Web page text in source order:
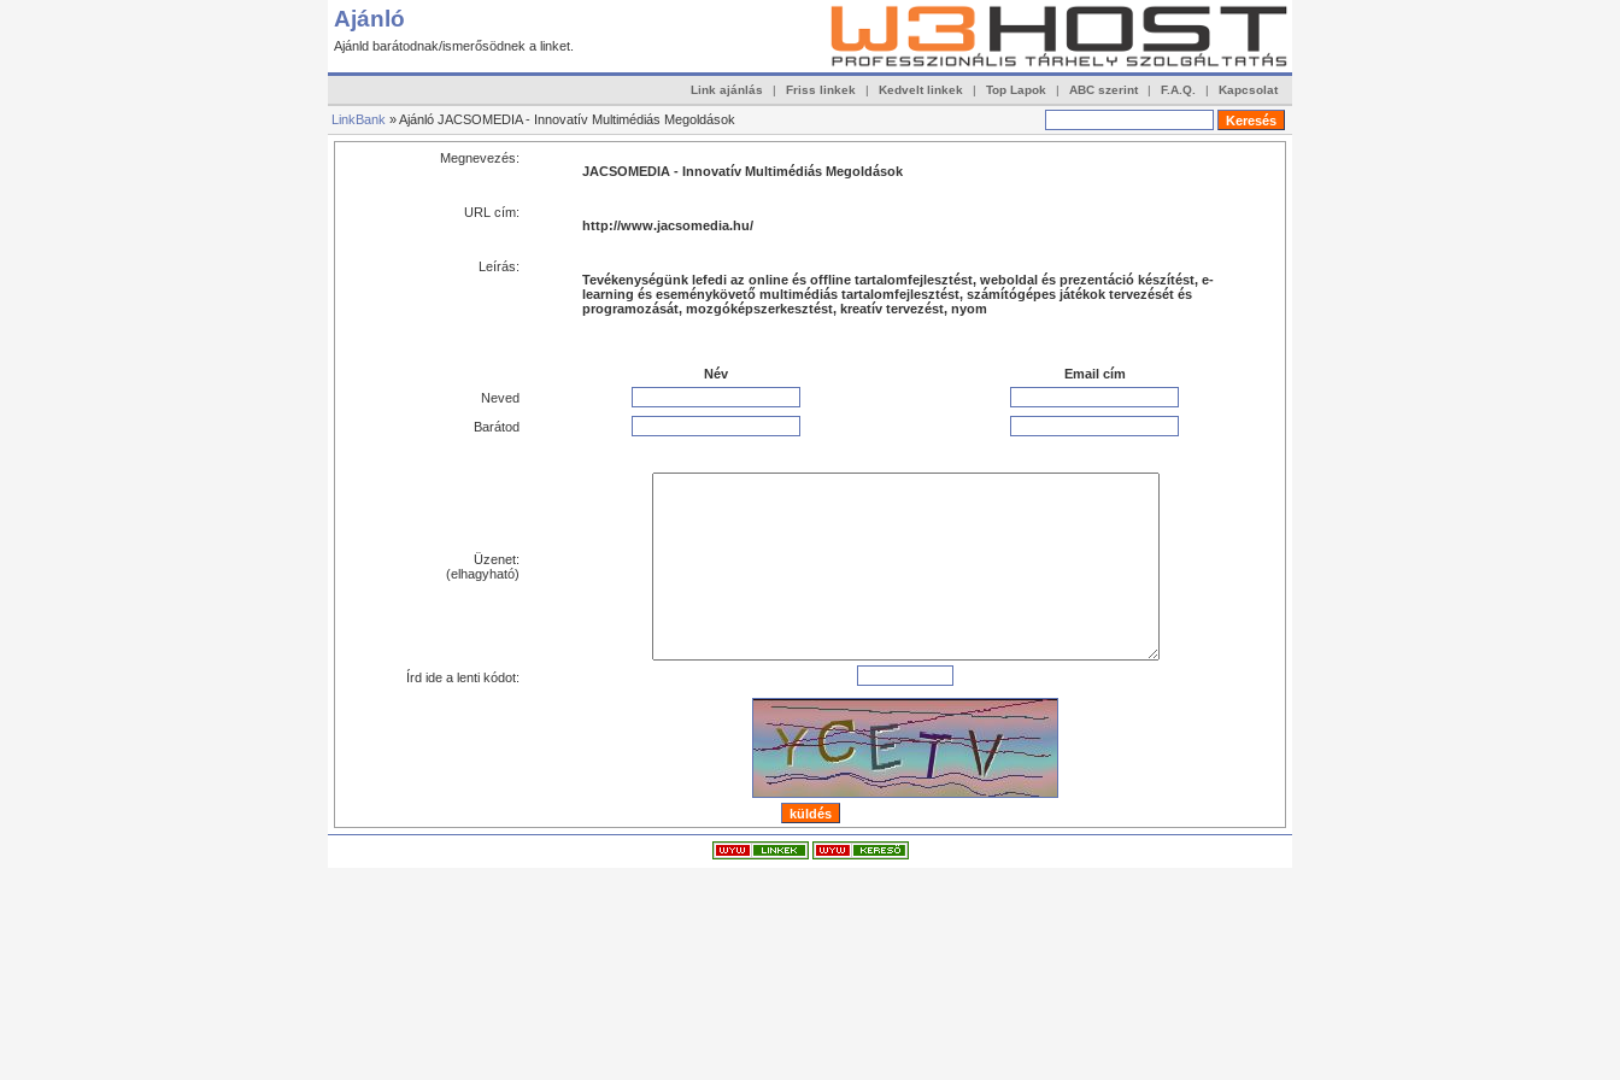
Ajánló
Ajánld barátodnak/ismerősödnek a linket.
Link ajánlás | Friss linkek | Kedvelt linkek | Top Lapok | ABC szerint | F.A.Q. | Kapcsolat
LinkBank » Ajánló JACSOMEDIA - Innovatív Multimédiás Megoldások
Megnevezés:
JACSOMEDIA - Innovatív Multimédiás Megoldások
URL cím:
http://www.jacsomedia.hu/
Leírás:
Tevékenységünk lefedi az online és offline tartalomfejlesztést, weboldal és prezentáció készítést, e-
learning és eseménykövető multimédiás tartalomfejlesztést, számítógépes játékok tervezését és
programozását, mozgóképszerkesztést, kreatív tervezést, nyom
Név
Email cím
Neved
Barátod
Üzenet:
(elhagyható)
Írd ide a lenti kódot: